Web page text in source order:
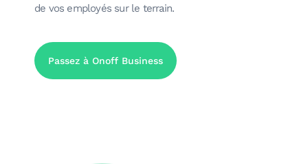
de vos employés sur le terrain.
Passez à Onoff Business